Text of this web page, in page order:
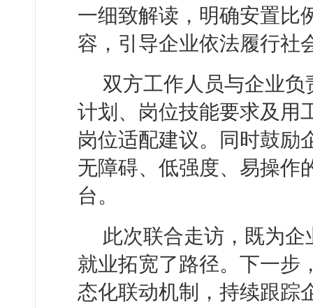
一细致解读，明确安置比
容，引导企业依法履行社
双方工作人员与企业
计划、岗位技能要求及用
岗位适配建议。同时鼓励
无障碍、低强度、易操作
台。
此次联合走访，既为
就业拓宽了路径。下一步
态化联动机制，持续跟踪